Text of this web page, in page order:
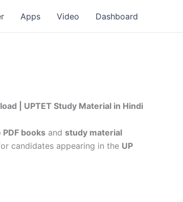
Apps Video Dashboard
| UPTET Study Material in Hindi
books and study material
candidates appearing in the UP